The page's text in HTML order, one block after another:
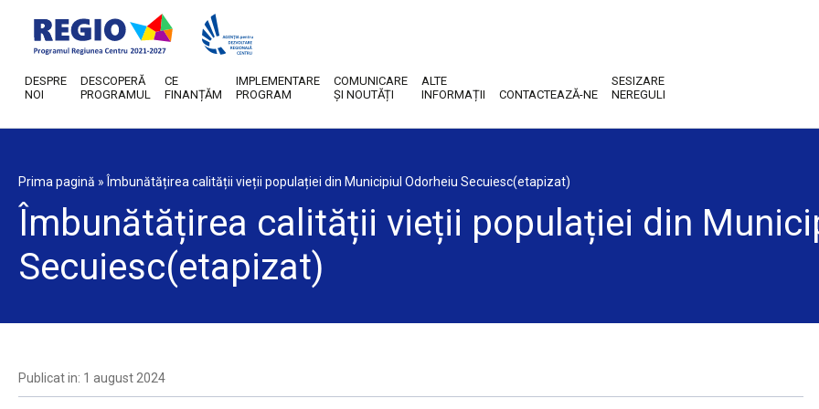
DESPRE
NOI
DESCOPERĂ
PROGRAMUL
CE
FINANȚĂM
IMPLEMENTARE
PROGRAM
COMUNICARE
ȘI NOUTĂȚI
ALTE
INFORMAȚII
CONTACTEAZĂ-NE
SESIZARE
NEREGULI
Prima pagină » Îmbunătățirea calității vieții populației din Municipiul Odorheiu Secuiesc(etapizat)
Îmbunătățirea calității vieții populației din
Secuiesc(etapizat)
Publicat in: 1 august 2024